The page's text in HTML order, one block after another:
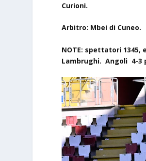
Curioni.
Arbitro: Mbei di Cuneo.
NOTE: spettatori 1345,
Lambrughi. Angoli 4-3